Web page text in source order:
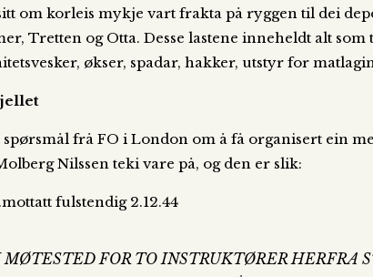
om korleis mykje vart frakta på ryggen til dei
Tretten og Otta. Desse lastene inneheldt alt
økser, spadar, hakker, utstyr for
spørsmål frå FO i London om å få organisert ein
Nilssen teki vare på, og den er slik:
fulstendig 2.12.44
MØTESTED FOR TO INSTRUKTØRER